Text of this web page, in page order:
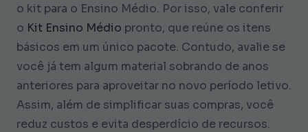
o kit para o Ensino Médio. Por isso, vale conferir
o Kit Ensino Médio pronto, que reúne os itens
básicos em um único pacote. Contudo, avalie se
você já tem algum material sobrando de anos
anteriores para aproveitar no novo período letivo.
Assim, além de simplificar suas compras, você
reduz custos e evita desperdício de recursos.